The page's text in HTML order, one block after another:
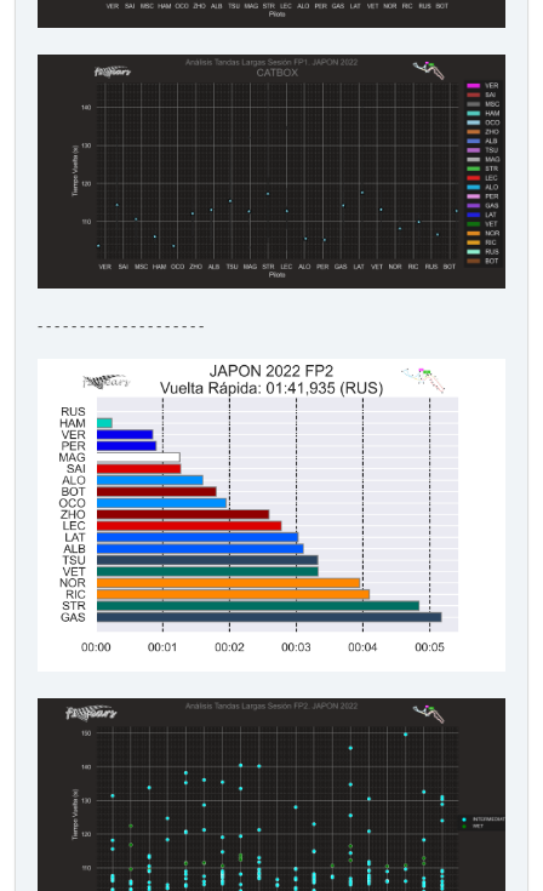
- - - - - - - - - - - - - - - - - - - -